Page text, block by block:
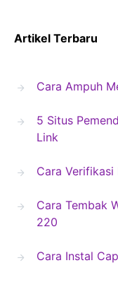
Artikel Terbaru
Cara Ampuh
5 Situs
Link
Cara
Cara Tembak
220
Cara Instal